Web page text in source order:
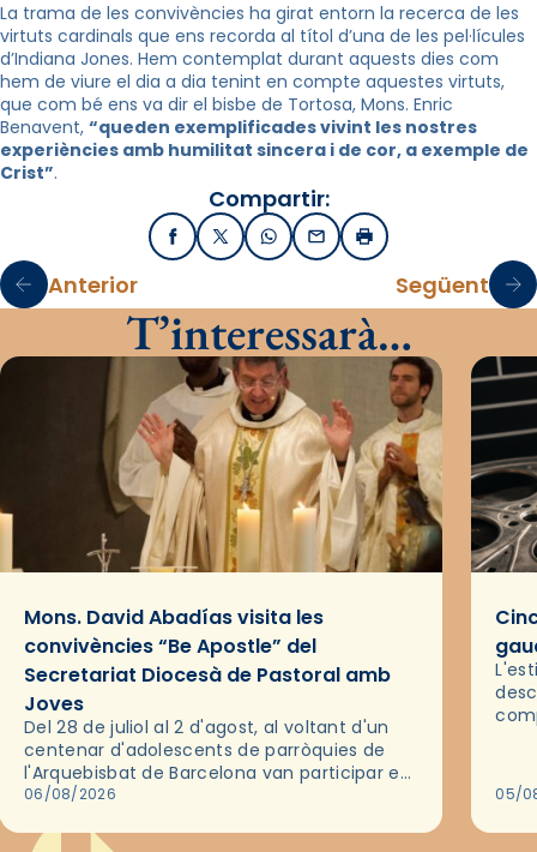
La trama de les convivències ha girat entorn la recerca de les
virtuts cardinals que ens recorda al títol d’una de les pel·lícules
d’Indiana Jones. Hem contemplat durant aquests dies com
hem de viure el dia a dia tenint en compte aquestes virtuts,
que com bé ens va dir el bisbe de Tortosa, Mons. Enric
Benavent, “queden exemplificades vivint les nostres
experiències amb humilitat sincera i de cor, a exemple de
Crist”.
Compartir:
FacebookX / TwitterWhatsApp
EmailImprimir
Anterior Següent
T’interessarà…
Mons. David Abadías visita les
convivències “Be Apostle” del
Secretariat Diocesà de Pastoral amb
Joves
Del 28 de juliol al 2 d'agost, al voltant d'un
centenar d'adolescents de parròquies de
l'Arquebisbat de Barcelona van participar en
les convivències Be Apostle, organitzades
06/08/2026 05/